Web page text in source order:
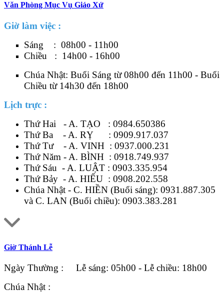
Văn Phòng Mục Vụ Giáo Xứ
Giờ làm việc :
Sáng : 08h00 - 11h00
Chiều : 14h00 - 16h00
Chúa Nhật: Buổi Sáng từ 08h00 đến 11h00 - Buổi
Chiều từ 14h30 đến 18h00
Lịch trực :
Thứ Hai - A. TẠO : 0984.650386
Thứ Ba - A. RỴ : 0909.917.037
Thứ Tư - A. VINH : 0937.000.231
Thứ Năm - A. BÌNH : 0918.749.937
Thứ Sáu - A. LUẬT : 0903.335.954
Thứ Bảy - A. HIẾU : 0908.202.558
Chúa Nhật - C. HIỀN (Buổi sáng): 0931.887.305
và C. LAN (Buổi chiều): 0903.383.281
Giờ Thánh Lễ
Ngày Thường : Lễ sáng: 05h00 - Lễ chiều: 18h00
Chúa Nhật :